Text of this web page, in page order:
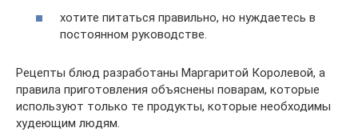
хотите питаться правильно, но нуждаетесь в
постоянном руководстве.
Рецепты блюд разработаны Маргаритой Королевой, а
правила приготовления объяснены поварам, которые
используют только те продукты, которые необходимы
худеющим людям.